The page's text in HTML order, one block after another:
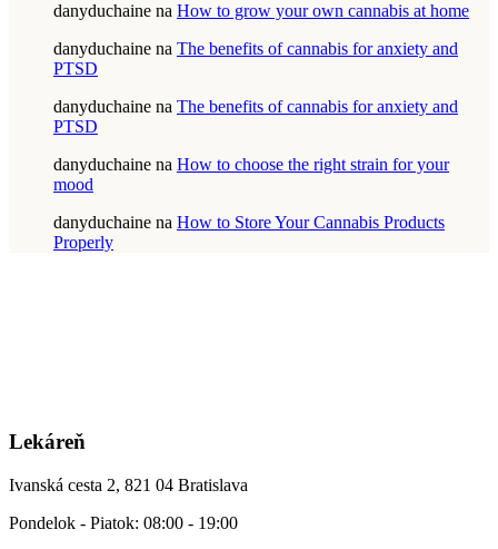
danyduchaine na How to grow your own cannabis at home
danyduchaine na The benefits of cannabis for anxiety and
PTSD
danyduchaine na The benefits of cannabis for anxiety and
PTSD
danyduchaine na How to choose the right strain for your
mood
danyduchaine na How to Store Your Cannabis Products
Properly
Lekáreň
Ivanská cesta 2, 821 04 Bratislava
Pondelok - Piatok: 08:00 - 19:00